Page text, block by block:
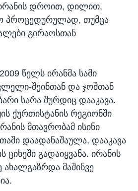
დროით, დილით,
პროცედურულად, თუმცა
გირაოსთან
წელს ირანმა სამი
შეინთან და ჯოშთან
სარა შურდიც დააკავა.
ქურთისტანის რეგიონში
მთავრობამ ისინი
დაადანაშაულა, დააკავა
ციხეში გადაიყვანა. ირანის
ახალგაზრდა მაშინვე